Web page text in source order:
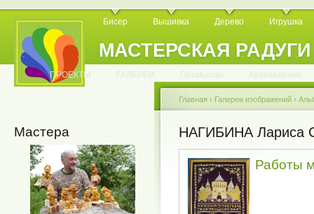
МАСТЕРСКАЯ РАДУГИ
Бисер Вышивка Дерево Игрушка
. . . . . . . . . . .
. ПРОЕКТЫ ГАЛЕРЕИ Промыслы Краеведение
Мастера
Главная › Галереи изображений ›
НАГИБИНА Лариса
Работы